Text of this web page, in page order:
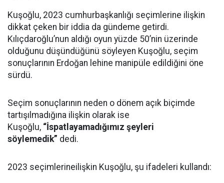
Kuşoğlu, 2023 cumhurbaşkanlığı seçimlerine ilişkin
dikkat çeken bir iddia da gündeme getirdi.
Kılıçdaroğlu’nun aldığı oyun yüzde 50’nin üzerinde
olduğunu düşündüğünü söyleyen Kuşoğlu, seçim
sonuçlarının Erdoğan lehine manipüle edildiğini öne
sürdü.
Seçim sonuçlarının neden o dönem açık biçimde
tartışılmadığına ilişkin olarak ise
Kuşoğlu, “İspatlayamadığımız şeyleri
söylemedik” dedi.
2023 seçimlerineilişkin Kuşoğlu, şu ifadeleri kullandı: